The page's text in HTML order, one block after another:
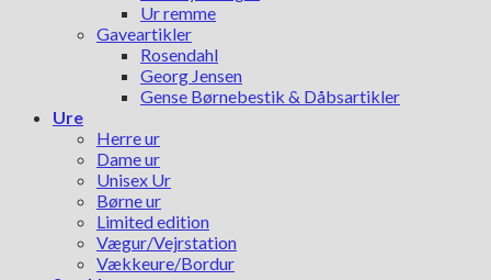
Ur remme
Gaveartikler
Rosendahl
Georg Jensen
Gense Børnebestik & Dåbsartikler
Ure
Herre ur
Dame ur
Unisex Ur
Børne ur
Limited edition
Vægur/Vejrstation
Vækkeure/Bordur